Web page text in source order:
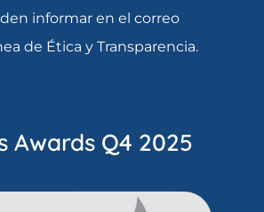
informar en el correo
de Ética y Transparencia.
Awards Q4 2025